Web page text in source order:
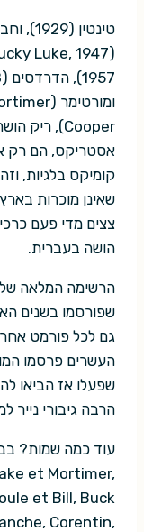
אסטריקס, הם רק
קומיקס בלגיות,
שאינן מוכרות
צצים מדי פעם
הושה בעברית.
הרשימה המלאה של
שפורסמו בשנים
גם לכל פורמט
שפעלו אז הביאו
הרבה גיבורי נייר
et Mortimer,
et Bill, Buck
Corentin,